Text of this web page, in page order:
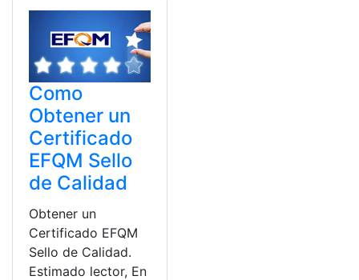
Como
Obtener un
Certificado
EFQM Sello
de Calidad
Obtener un
Certificado EFQM
Sello de Calidad.
Estimado lector, En